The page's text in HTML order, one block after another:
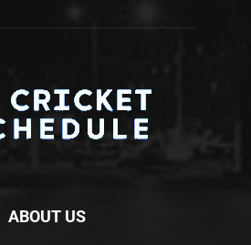
ABOUT US